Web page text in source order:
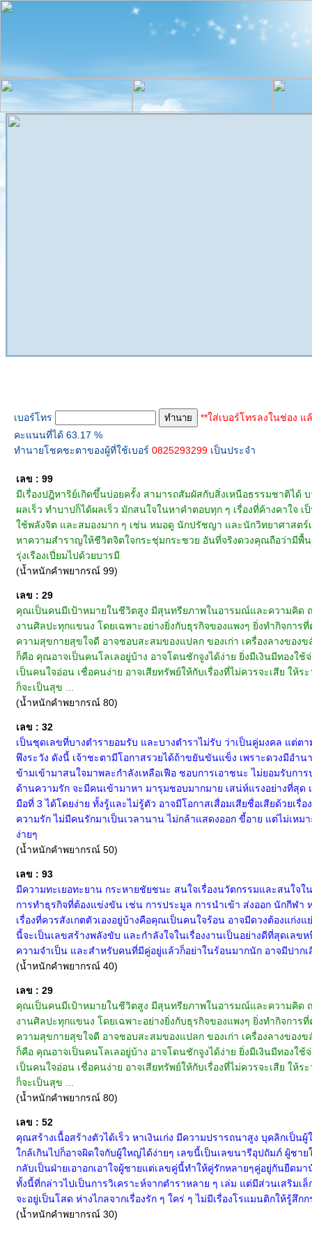
เบอร์โทร
**ใส่เบอร์โทรลงในช่อง แ
คะแนนที่ได้ 63.17 %
ทำนายโชคชะตาของผู้ที่ใช้เบอร์ 0825293299 เป็นประจำ
เลข : 99
มีเรื่องปฎิหาริย์เกิดขึ้นบ่อยครั้ง สามารถสัมผัสกับสิ่งเหนือธรรมชาติได้
ผลเร็ว ทำบาปก็ได้ผลเร็ว มักสนใจในหาคำตอบทุก ๆ เรื่องที่ค้างคาใ
ใช้พลังจิต และสมองมาก ๆ เช่น หมอดู นักปรัชญา และนักวิทยาศาสต
หาความสำราญให้ชีวิตจิตใจกระชุ่มกระชวย อันที่จริงดวงคุณถือว่ามีพื้
รุ่งเรืองเปี่ยมไปด้วยบารมี
(น้ำหนักคำพยากรณ์ 99)
เลข : 29
คุณเป็นคนมีเป้าหมายในชีวิตสูง มีสุนทรียภาพในอารมณ์และความคิด ถ
งานศิลปะทุกแขนง โดยเฉพาะอย่างยิ่งกับธุรกิจของแพงๆ ยิ่งทำกิจกา
ความสุขกายสุขใจดี อาจชอบสะสมของแปลก ของเก่า เครื่องลางของ
ก็คือ คุณอาจเป็นคนโลเลอยู่บ้าง อาจโดนชักจูงได้ง่าย ยิ่งมีเงินมีทองใ
เป็นคนใจอ่อน เชื่อคนง่าย อาจเสียทรัพย์ให้กับเรื่องที่ไม่ควรจะเสีย ใ
ก็จะเป็นสุข ...
(น้ำหนักคำพยากรณ์ 80)
เลข : 32
เป็นชุดเลขที่บางตำรายอมรับ และบางตำราไม่รับ ว่าเป็นคู่มงคล แต่
พึงระวัง ดังนี้ เจ้าชะตามีโอกาสรวยได้ถ้าขยันขันแข็ง เพราะดวงมีอำ
ข้ามเข้ามาสนใจมาพละกำลังเหลือเฟือ ชอบการเอาชนะ ไม่ยอมรับก
ด้านความรัก จะมีคนเข้ามาหา มารุมชอบมากมาย เสน่ห์แรงอย่างที่สุด
มือที่ 3 ได้โดยง่าย ทั้งรู้และไม่รู้ตัว อาจมีโอกาสเสื่อมเสียชื่อเสียด้วยเ
ความรัก ไม่มีคนรักมาเป็นเวลานาน ไม่กล้าแสดงออก ขี้อาย แต่ไม่เห
ง่ายๆ
(น้ำหนักคำพยากรณ์ 50)
เลข : 93
มีความทะเยอทะยาน กระหายชัยชนะ สนใจเรื่องนวัตกรรมและสนใจใ
การทำธุรกิจที่ต้องแข่งขัน เช่น การประมูล การนำเข้า ส่งออก นักกีฬ
เรื่องที่ควรสังเกตตัวเองอยู่บ้างคือคุณเป็นคนใจร้อน อาจมีดวงต้องแก่
นี้จะเป็นเลขสร้างพลังขับ และกำลังใจในเรื่องงานเป็นอย่างดีที่สุดเลข
ความจำเป็น และสำหรับคนที่มีคู่อยู่แล้วก็อย่าในร้อนมากนัก อาจมีปาก
(น้ำหนักคำพยากรณ์ 40)
เลข : 29
คุณเป็นคนมีเป้าหมายในชีวิตสูง มีสุนทรียภาพในอารมณ์และความคิด ถ
งานศิลปะทุกแขนง โดยเฉพาะอย่างยิ่งกับธุรกิจของแพงๆ ยิ่งทำกิจกา
ความสุขกายสุขใจดี อาจชอบสะสมของแปลก ของเก่า เครื่องลางของ
ก็คือ คุณอาจเป็นคนโลเลอยู่บ้าง อาจโดนชักจูงได้ง่าย ยิ่งมีเงินมีทองใ
เป็นคนใจอ่อน เชื่อคนง่าย อาจเสียทรัพย์ให้กับเรื่องที่ไม่ควรจะเสีย ใ
ก็จะเป็นสุข ...
(น้ำหนักคำพยากรณ์ 80)
เลข : 52
คุณสร้างเนื้อสร้างตัวได้เร็ว หาเงินเก่ง มีความปรารถนาสูง บุคลิกเป็
ใกล้เกินไปก็อาจผิดใจกับผู้ใหญ่ได้ง่ายๆ เลขนี้เป็นเลขนารีอุปถัมภ์ ผู้ช
กลับเป็นฝ่ายเอาอกเอาใจผู้ชายแต่เลขคู่นี้ทำให้คู่รักหลายๆคู่อยู่กันยืด
ทั้งนี้ที่กล่าวไปเป็นการวิเคราะห์จากตำราหลาย ๆ เล่ม แต่มีส่วนเสริม
จะอยู่เป็นโสด ห่างไกลจากเรื่องรัก ๆ ใคร่ ๆ ไม่มีเรื่องโรแมนติกให้รู้
(น้ำหนักคำพยากรณ์ 30)